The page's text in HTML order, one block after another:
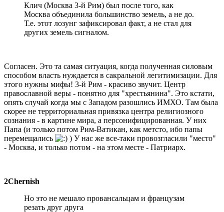
Клич (Москва 3-й Рим) был после того, как
Москва объединила большинство земель, а не до.
Т.е. этот лозунг зафиксировал факт, а не стал для
других земель сигналом.
Согласен. Это та самая ситуация, когда полученная силовым
способом власть нуждается в сакральной легитимизации. Для
этого нужны мифы! 3-й Рим - красиво звучит. Центр
православной веры - понятно для "хрестьянина". Это кстати,
опять случай когда мы с Западом разошлись ИМХО. Там была
скорее не территориальная привязка центра религиозного
сознания - в картине мира, а персонифицированная. У них
Папа (и только потом Рим-Ватикан, как метсто, ибо папы
перемещались
) У нас же все-таки провозгласили "место"
- Москва, и только потом - на этом месте - Патриарх.
2Chernish
Но это не мешало провансальцам и французам
резать друг друга